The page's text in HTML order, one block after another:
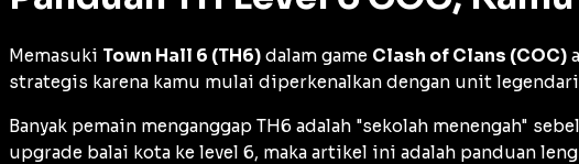
Memasuki Town Hall 6 (TH6) dalam game Clash of Clans (COC)
strategis karena kamu mulai diperkenalkan dengan unit
Banyak pemain menganggap TH6 adalah "sekolah menengah"
upgrade balai kota ke level 6, maka artikel ini adalah panduan